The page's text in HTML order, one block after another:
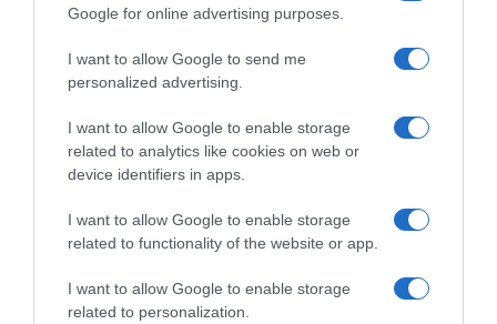
Google for online advertising purposes.
I want to allow Google to send me
personalized advertising.
I want to allow Google to enable storage
related to analytics like cookies on web or
device identifiers in apps.
I want to allow Google to enable storage
related to functionality of the website or app.
I want to allow Google to enable storage
related to personalization.
ΟΙΚΟΝΟΜΙΑ
Αυξάνεται η ασφάλιση οχημάτων με κάλυψη
για τους κινδύνους δασικής πυρκαγιάς και